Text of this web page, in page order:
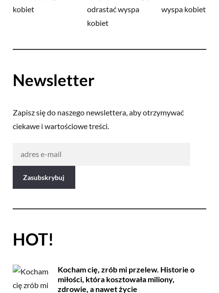
Newsletter
Zapisz się do naszego newslettera, aby otrzymywać
ciekawe i wartościowe treści.
HOT!
Kocham cię, zrób mi przelew. Historie o
miłości, która kosztowała miliony,
zdrowie, a nawet życie